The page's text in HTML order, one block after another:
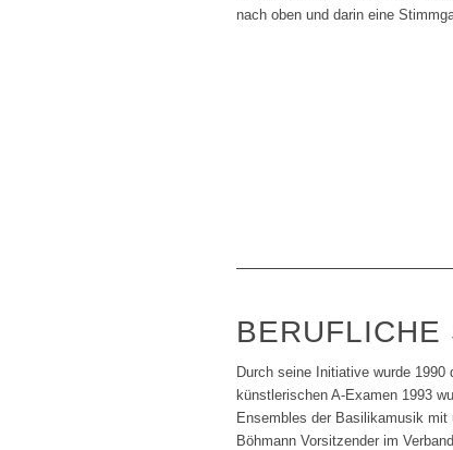
BERUFLICHE
Durch seine Initiative wurde 1990
künstlerischen A-Examen 1993
Ensembles der Basilikamusik mit
Böhmann Vorsitzender im